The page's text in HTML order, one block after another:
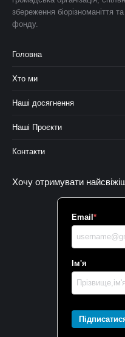
збереження біорізноманіття
фонду.
Головна
Хто ми
Наші досягнення
Наші Проєкти
Контакти
Хочу отримувати
Email *
Ім'я